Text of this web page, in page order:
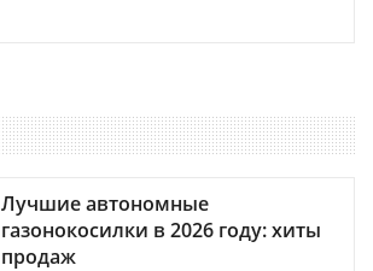
Лучшие автономные
газонокосилки в 2026 году: хиты
продаж